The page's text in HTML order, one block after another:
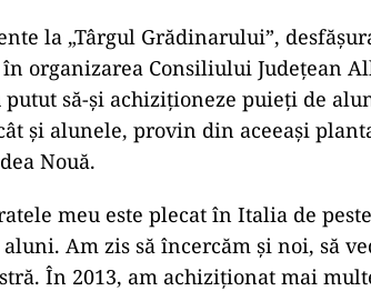
la „Târgul Grădinarului”,
organizarea Consiliului Judeţean
să-şi achiziţioneze puieţi de
şi alunele, provin din aceeaşi
Nouă.
meu este plecat în Italia de
Am zis să încercăm şi noi, să
În 2013, am achiziţionat mai